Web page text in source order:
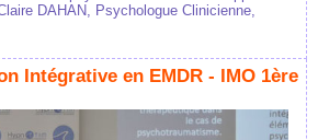
DAHAN, Psychologue Clinicienne,
Intégrative en EMDR - IMO 1ère